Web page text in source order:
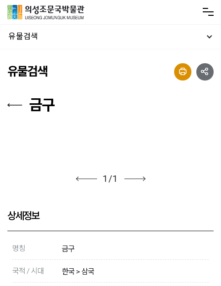
유물검색
유물검색
금구
1 /1
상세정보
명칭 금구
국적 / 시대 한국 > 삼국